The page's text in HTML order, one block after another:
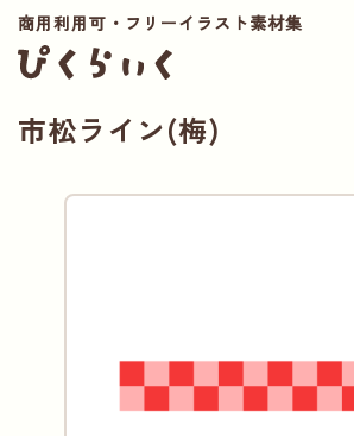
商用利用可・フリーイラスト素材集
市松ライン(梅)